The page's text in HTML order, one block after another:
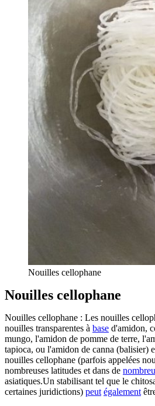
Nouilles cellophane
Nouilles cellophane
Nouilles cellophane : Les nouilles
nouilles transparentes à base d'amidon,
mungo, l'amidon de pomme de terre,
tapioca, ou l'amidon de canna (balisier)
nouilles cellophane (parfois appelées
nombreuses latitudes et dans de
asiatiques.Un stabilisant tel que le
certaines juridictions) peut également